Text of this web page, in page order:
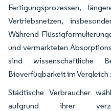
Fertigungsprozessen,
Vertriebsnetzen,
Während
und vermarkteten
sind wissenschaftliche
Bioverfügbarkeit im
Städtische Verbraucher
aufgrund ihrer